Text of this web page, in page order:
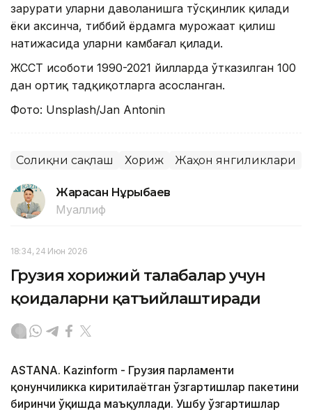
зарурати уларни даволанишга тўсқинлик қилади
ёки аксинча, тиббий ёрдамга мурожаат қилиш
натижасида уларни камбағал қилади.
ЖССТ ҳисоботи 1990-2021 йилларда ўтказилган 100
дан ортиқ тадқиқотларга асосланган.
Фото: Unsplash/Jan Antonin
Соғлиқни сақлаш Хориж Жаҳон янгиликлари
Жарасқан Нұрыбаев
Муаллиф
18:34, 24 Июн 2026
Грузия хорижий талабалар учун
қоидаларни қатъийлаштиради
ASTANA. Kazinform - Грузия парламенти
қонунчиликка киритилаётган ўзгартишлар пакетини
биринчи ўқишда маъқуллади. Ушбу ўзгартишлар